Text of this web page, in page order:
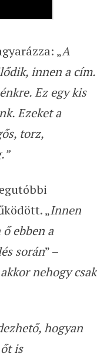
„A
innen a cím.
Ez egy kis
Ezeket a
torz,
„Innen
ebben a
során” –
nehogy csak
hogyan
is